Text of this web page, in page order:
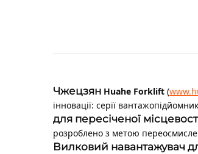
Чжецзян Huahe Forklift (
інновації: серії
для пересіченої
розроблено з метою
Вилковий навантажувач